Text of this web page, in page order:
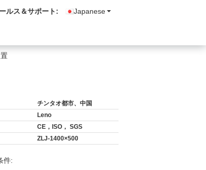
Japanese
ルス＆サポート:
チンタオ都市、中国
Leno
CE，ISO， SGS
ZLJ-1400×500
件: